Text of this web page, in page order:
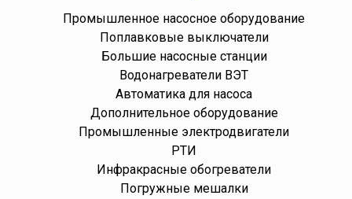
Промышленное насосное оборудование
Поплавковые выключатели
Большие насосные станции
Водонагреватели ВЭТ
Автоматика для насоса
Дополнительное оборудование
Промышленные электродвигатели
РТИ
Инфракрасные обогреватели
Погружные мешалки